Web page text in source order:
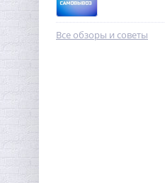
Кран шаровый с
электроприводом
BugattiPro 12В 3/4"
Все обзоры и советы